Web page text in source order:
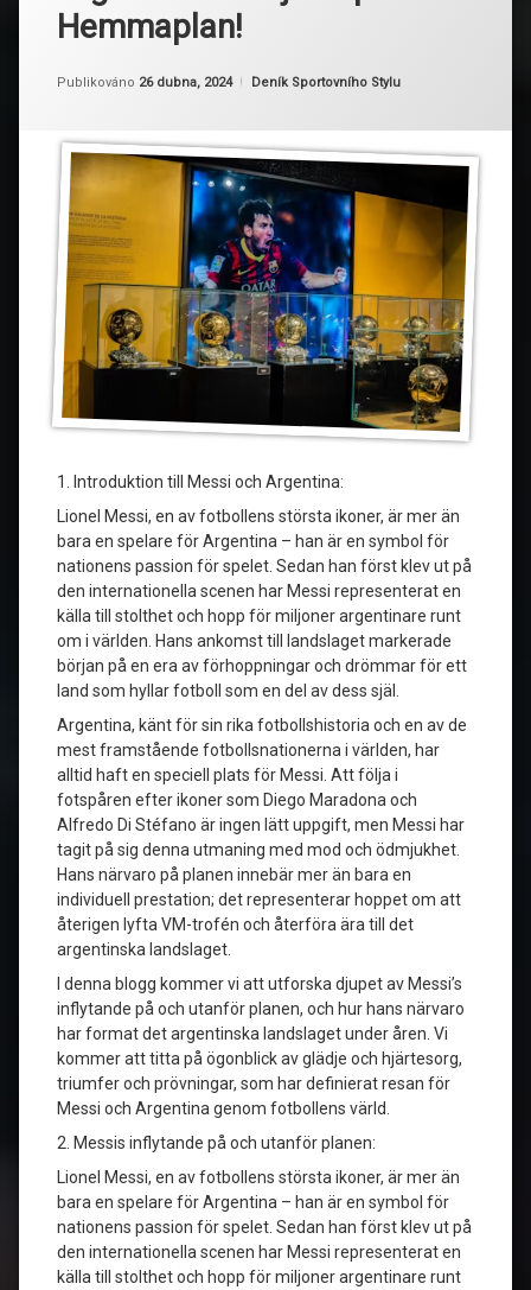
Hemmaplan!
Publikováno 26 dubna, 2024
Aktualizováno 26 dubna, 2024
Od Ruby
Kategorie:
Deník Sportovního Stylu
1. Introduktion till Messi och Argentina:
Lionel Messi, en av fotbollens största ikoner, är mer än
bara en spelare för Argentina – han är en symbol för
nationens passion för spelet. Sedan han först klev ut på
den internationella scenen har Messi representerat en
källa till stolthet och hopp för miljoner argentinare runt
om i världen. Hans ankomst till landslaget markerade
början på en era av förhoppningar och drömmar för ett
land som hyllar fotboll som en del av dess själ.
Argentina, känt för sin rika fotbollshistoria och en av de
mest framstående fotbollsnationerna i världen, har
alltid haft en speciell plats för Messi. Att följa i
fotspåren efter ikoner som Diego Maradona och
Alfredo Di Stéfano är ingen lätt uppgift, men Messi har
tagit på sig denna utmaning med mod och ödmjukhet.
Hans närvaro på planen innebär mer än bara en
individuell prestation; det representerar hoppet om att
återigen lyfta VM-trofén och återföra ära till det
argentinska landslaget.
I denna blogg kommer vi att utforska djupet av Messi’s
inflytande på och utanför planen, och hur hans närvaro
har format det argentinska landslaget under åren. Vi
kommer att titta på ögonblick av glädje och hjärtesorg,
triumfer och prövningar, som har definierat resan för
Messi och Argentina genom fotbollens värld.
2. Messis inflytande på och utanför planen:
Lionel Messi, en av fotbollens största ikoner, är mer än
bara en spelare för Argentina – han är en symbol för
nationens passion för spelet. Sedan han först klev ut på
den internationella scenen har Messi representerat en
källa till stolthet och hopp för miljoner argentinare runt